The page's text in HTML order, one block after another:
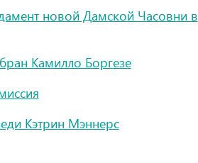
новой Дамской Часовни в
Камилло Боргезе
Кэтрин Мэннерс